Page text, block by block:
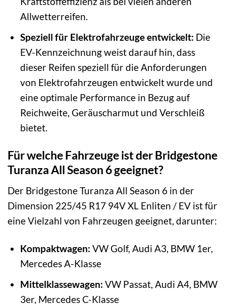
Allwetterreifen.
Speziell für Elektrofahrzeuge entwickelt: Die
EV-Kennzeichnung weist darauf hin, dass
dieser Reifen speziell für die Anforderungen
von Elektrofahrzeugen entwickelt wurde und
eine optimale Performance in Bezug auf
Reichweite, Geräuscharmut und Verschleiß
bietet.
Für welche Fahrzeuge ist der Bridgestone
Turanza All Season 6 geeignet?
Der Bridgestone Turanza All Season 6 in der
Dimension 225/45 R17 94V XL Enliten / EV ist für
eine Vielzahl von Fahrzeugen geeignet, darunter:
Kompaktwagen: VW Golf, Audi A3, BMW 1er,
Mercedes A-Klasse
Mittelklassewagen: VW Passat, Audi A4, BMW
3er, Mercedes C-Klasse